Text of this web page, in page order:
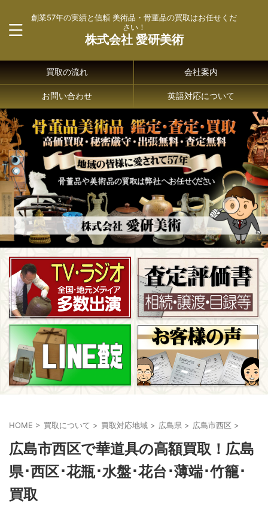
創業57年の実績と信頼 美術品・骨董品の買取はお任せくだ
さい！
株式会社 愛研美術
買取の流れ 会社案内
お問い合わせ 英語対応について
HOME > 買取について > 買取対応地域 > 広島県 > 広島市西区 >
広島市西区で華道具の高額買取！広島
県･西区･花瓶･水盤･花台･薄端･竹籠･
買取